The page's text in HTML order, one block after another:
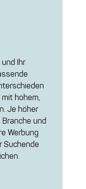
Ihr
hohem,
Je höher
und
Werbung
Suchende